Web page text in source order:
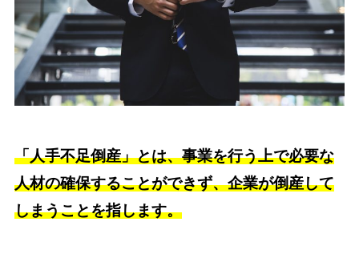
「人手不足倒産」とは、事業を行う上で必要な
人材の確保することができず、企業が倒産して
しまうことを指します。